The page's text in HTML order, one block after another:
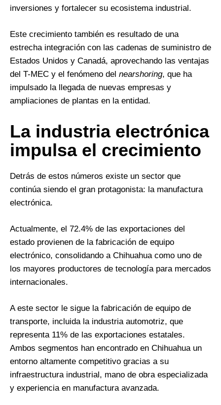
inversiones y fortalecer su ecosistema industrial.
Este crecimiento también es resultado de una
estrecha integración con las cadenas de suministro de
Estados Unidos y Canadá, aprovechando las ventajas
del T-MEC y el fenómeno del nearshoring, que ha
impulsado la llegada de nuevas empresas y
ampliaciones de plantas en la entidad.
La industria electrónica
impulsa el crecimiento
Detrás de estos números existe un sector que
continúa siendo el gran protagonista: la manufactura
electrónica.
Actualmente, el 72.4% de las exportaciones del
estado provienen de la fabricación de equipo
electrónico, consolidando a Chihuahua como uno de
los mayores productores de tecnología para mercados
internacionales.
A este sector le sigue la fabricación de equipo de
transporte, incluida la industria automotriz, que
representa 11% de las exportaciones estatales.
Ambos segmentos han encontrado en Chihuahua un
entorno altamente competitivo gracias a su
infraestructura industrial, mano de obra especializada
y experiencia en manufactura avanzada.